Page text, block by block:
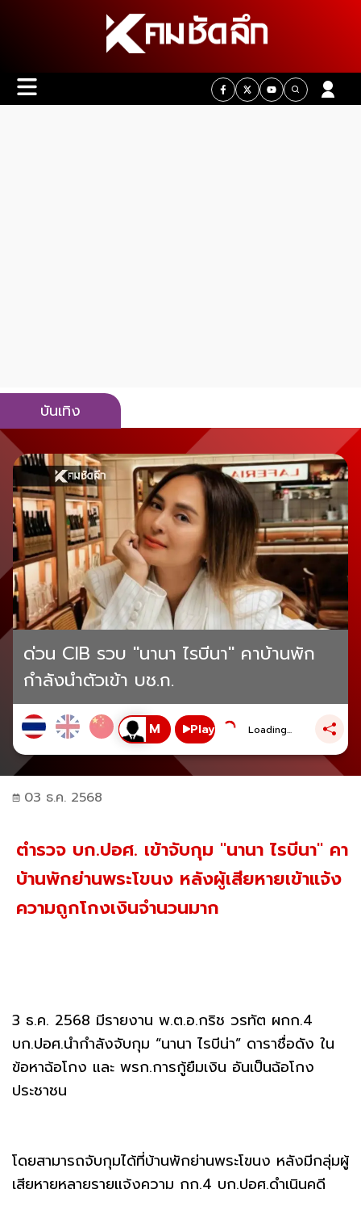
บันเทิง
ด่วน CIB รวบ "นานา ไรบีนา" คาบ้านพัก
กำลังนำตัวเข้า บช.ก.
Play Loading...
03 ธ.ค. 2568
ตำรวจ บก.ปอศ. เข้าจับกุม "นานา ไรบีนา" คา
บ้านพักย่านพระโขนง หลังผู้เสียหายเข้าแจ้ง
ความถูกโกงเงินจำนวนมาก
3 ธ.ค. 2568 มีรายงาน พ.ต.อ.กริช วรทัต ผกก.4
บก.ปอศ.นำกำลังจับกุม “นานา ไรบีน่า” ดาราชื่อดัง ใน
ข้อหาฉ้อโกง และ พรก.การกู้ยืมเงิน อันเป็นฉ้อโกง
ประชาชน
โดยสามารถจับกุมได้ที่บ้านพักย่านพระโขนง หลังมีกลุ่มผู้
เสียหายหลายรายแจ้งความ กก.4 บก.ปอศ.ดำเนินคดี